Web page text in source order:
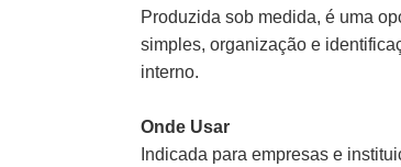
Produzida sob medida, é uma
simples, organização e
interno.
Onde Usar
Indicada para empresas e